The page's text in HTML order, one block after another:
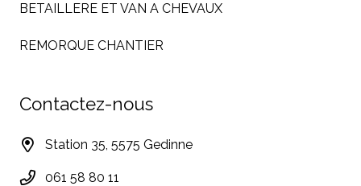
BETAILLERE ET VAN A CHEVAUX
REMORQUE CHANTIER
Contactez-nous
Station 35, 5575 Gedinne
061 58 80 11